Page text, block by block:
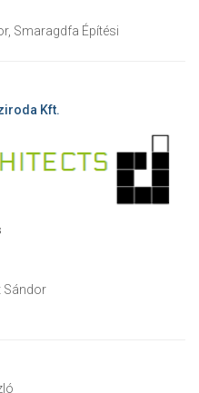
Smaragdfa Építési
Kft.
Sándor